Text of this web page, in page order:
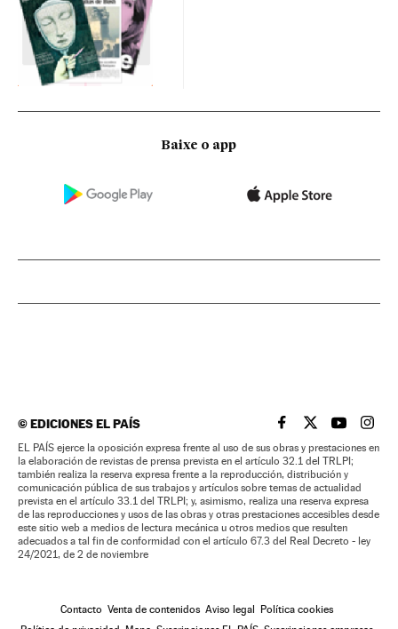
Baixe o app
©EDICIONES EL PAÍS EL PAÍS BRASIL EN
EL PAÍSEL PAÍS
EL
EL PAÍS ejerce la oposición expresa frente al uso de sus obras y prestaciones en
la elaboración de revistas de prensa prevista en el artículo 32.1 del TRLPI;
también realiza la reserva expresa frente a la reproducción, distribución y
comunicación pública de sus trabajos y artículos sobre temas de actualidad
prevista en el artículo 33.1 del TRLPI; y, asimismo, realiza una reserva expresa
de las reproducciones y usos de las obras y otras prestaciones accesibles desde
este sitio web a medios de lectura mecánica u otros medios que resulten
adecuados a tal fin de conformidad con el artículo 67.3 del Real Decreto - ley
24/2021, de 2 de noviembre
Contacto Venta de contenidos Aviso legal
Política cookies